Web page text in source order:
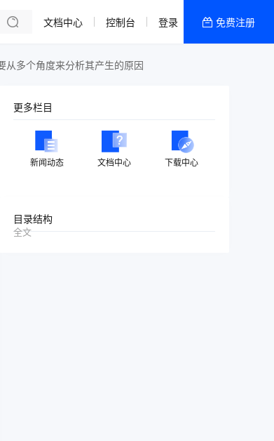
文档中心 控制台 登录 免费注册
更多栏目
新闻动态 文档中心 下载中心
目录结构
全文